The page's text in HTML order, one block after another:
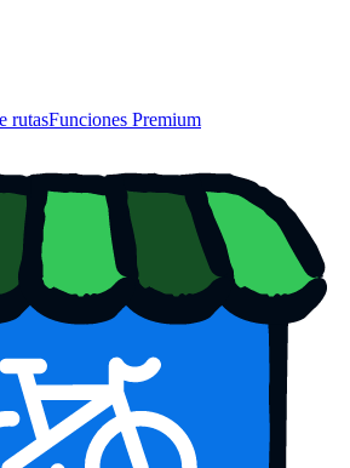
rutasFunciones Premium